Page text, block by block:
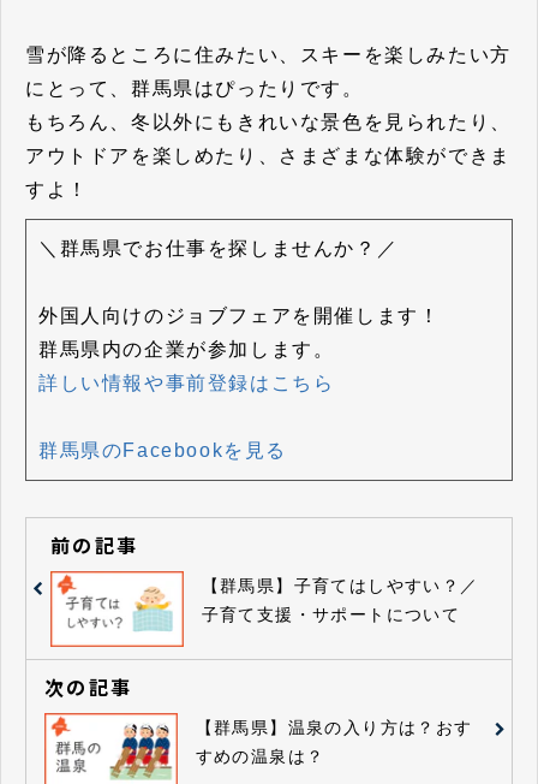
雪が降るところに住みたい、スキーを楽しみたい方
にとって、群馬県はぴったりです。
もちろん、冬以外にもきれいな景色を見られたり、
アウトドアを楽しめたり、さまざまな体験ができま
すよ！
＼群馬県でお仕事を探しませんか？／
外国人向けのジョブフェアを開催します！
群馬県内の企業が参加します。
詳しい情報や事前登録はこちら
群馬県のFacebookを見る
前の記事
【群馬県】子育てはしやすい？／
子育て支援・サポートについて
次の記事
【群馬県】温泉の入り方は？おす
すめの温泉は？